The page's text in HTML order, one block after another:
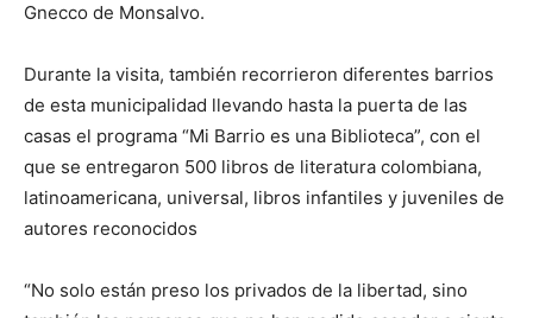
Gnecco de Monsalvo.
Durante la visita, también recorrieron diferentes barrios
de esta municipalidad llevando hasta la puerta de las
casas el programa “Mi Barrio es una Biblioteca”, con el
que se entregaron 500 libros de literatura colombiana,
latinoamericana, universal, libros infantiles y juveniles de
autores reconocidos
“No solo están preso los privados de la libertad, sino